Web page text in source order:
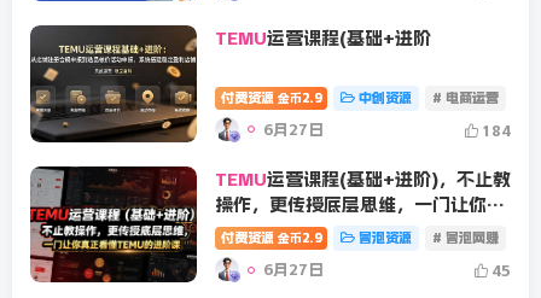
TEMU运营课程(基础+进阶
付费资源 金币 2.9 中创资源 # 电商运营
6月27日 184
TEMU运营课程(基础+进阶)，不止教
操作，更传授底层思维，一门让你真
正看懂TEMU的进阶课
付费资源 金币 2.9 冒泡资源 # 冒泡网赚
6月27日 45